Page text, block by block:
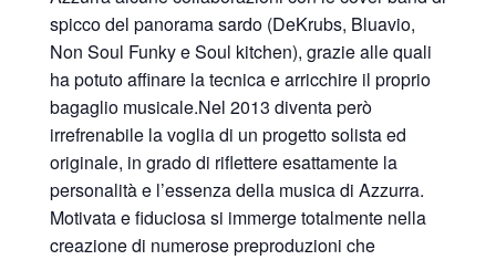
spicco del panorama sardo (DeKrubs, Bluavio,
Non Soul Funky e Soul kitchen), grazie alle quali
ha potuto affinare la tecnica e arricchire il proprio
bagaglio musicale.Nel 2013 diventa però
irrefrenabile la voglia di un progetto solista ed
originale, in grado di riflettere esattamente la
personalità e l’essenza della musica di Azzurra.
Motivata e fiduciosa si immerge totalmente nella
creazione di numerose preproduzioni che